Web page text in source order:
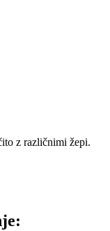
z različnimi žepi.